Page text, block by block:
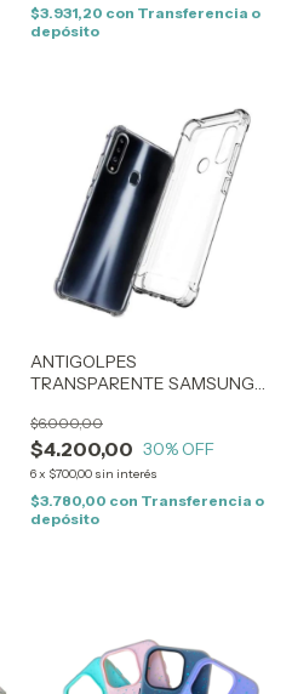
$3.931,20 con Transferencia o
depósito
ANTIGOLPES
TRANSPARENTE SAMSUNG
$4.200,00
$6.000,00
30% OFF
6x $700,00 sin interés
$3.780,00 con Transferencia o
depósito